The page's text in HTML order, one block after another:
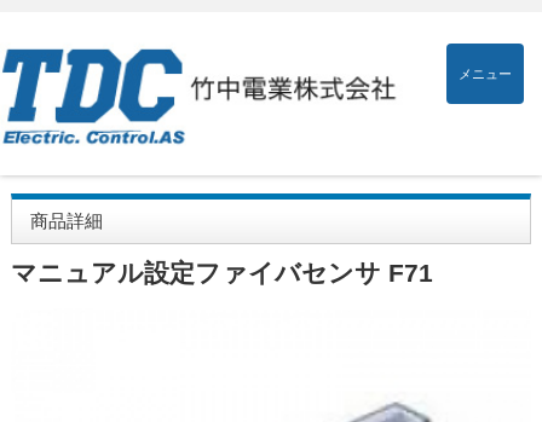
メニュー
商品詳細
マニュアル設定ファイバセンサ F71